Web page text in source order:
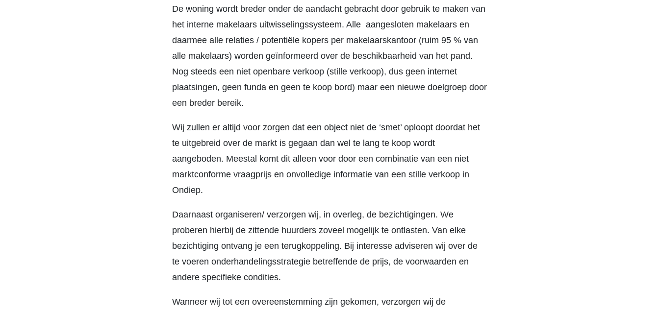
De woning wordt breder onder de aandacht gebracht door gebruik te maken van
het interne makelaars uitwisselingssysteem. Alle aangesloten makelaars en
daarmee alle relaties / potentiële kopers per makelaarskantoor (ruim 95 % van
alle makelaars) worden geïnformeerd over de beschikbaarheid van het pand.
Nog steeds een niet openbare verkoop (stille verkoop), dus geen internet
plaatsingen, geen funda en geen te koop bord) maar een nieuwe doelgroep door
een breder bereik.
Wij zullen er altijd voor zorgen dat een object niet de ‘smet’ oploopt doordat het
te uitgebreid over de markt is gegaan dan wel te lang te koop wordt
aangeboden. Meestal komt dit alleen voor door een combinatie van een niet
marktconforme vraagprijs en onvolledige informatie van een stille verkoop in
Ondiep.
Daarnaast organiseren/ verzorgen wij, in overleg, de bezichtigingen. We
proberen hierbij de zittende huurders zoveel mogelijk te ontlasten. Van elke
bezichtiging ontvang je een terugkoppeling. Bij interesse adviseren wij over de
te voeren onderhandelingsstrategie betreffende de prijs, de voorwaarden en
andere specifieke condities.
Wanneer wij tot een overeenstemming zijn gekomen, verzorgen wij de